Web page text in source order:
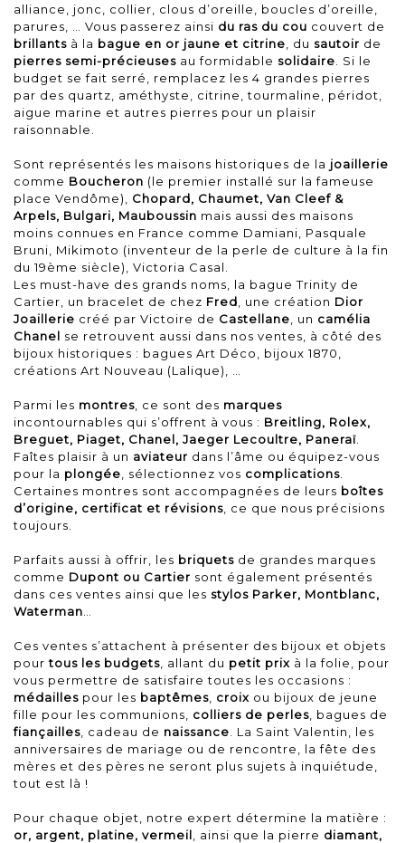
alliance, jonc, collier, clous d’oreille, boucles d’oreille,
parures, … Vous passerez ainsi du ras du cou couvert de
brillants à la bague en or jaune et citrine , du sautoir de
pierres semi-précieuses au formidable solidaire . Si le
budget se fait serré, remplacez les 4 grandes pierres
par des quartz, améthyste, citrine, tourmaline, péridot,
aigue marine et autres pierres pour un plaisir
raisonnable.
Sont représentés les maisons historiques de la joaillerie
comme Boucheron (le premier installé sur la fameuse
place Vendôme), Chopard, Chaumet, Van Cleef &
Arpels, Bulgari, Mauboussin mais aussi des maisons
moins connues en France comme Damiani, Pasquale
Bruni, Mikimoto (inventeur de la perle de culture à la fin
du 19ème siècle), Victoria Casal.
Les must-have des grands noms, la bague Trinity de
Cartier, un bracelet de chez Fred , une création Dior
Joaillerie créé par Victoire de Castellane , un camélia
Chanel se retrouvent aussi dans nos ventes, à côté des
bijoux historiques : bagues Art Déco, bijoux 1870,
créations Art Nouveau (Lalique), …
Parmi les montres , ce sont des marques
incontournables qui s’offrent à vous : Breitling, Rolex,
Breguet, Piaget, Chanel, Jaeger Lecoultre, Paneraï
Faîtes plaisir à un aviateur dans l’âme ou équipez-vous
pour la plongée , sélectionnez vos complications
Certaines montres sont accompagnées de leurs boîtes
d’origine, certificat et révisions , ce que nous précisions
toujours.
Parfaits aussi à offrir, les briquets de grandes marques
comme Dupont ou Cartier sont également présentés
dans ces ventes ainsi que les stylos Parker, Montblanc,
Waterman
Ces ventes s’attachent à présenter des bijoux et objets
pourtous les budgets , allant du petit prix à la folie, pour
vous permettre de satisfaire toutes les occasions :
médailles pour les baptêmes croix ou bijoux de jeune
fille pour les communions, colliers de perles , bagues de
fiançailles cadeau de naissance . La Saint Valentin, les
anniversaires de mariage ou de rencontre, la fête des
mères et des pères ne seront plus sujets à inquiétude,
tout est là !
Pour chaque objet, notre expert détermine la matière :
or, argent, platine, vermeil , ainsi que la pierre diamant,